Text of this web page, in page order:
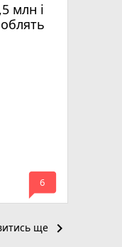
млн і
mode_comment
6
ще keyboard_arrow_right